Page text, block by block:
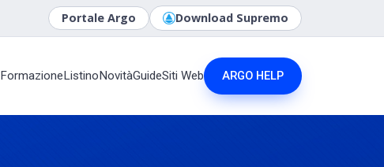
Portale Argo Download Supremo
FormazioneListinoNovitàGuideSiti Web ARGO HELP